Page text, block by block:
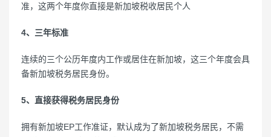
准，这两个年度你直接是新加坡税收居民个人
4、三年标准
连续的三个公历年度内工作或居住在新加坡，这三个年度会具
备新加坡税务居民身份。
5、直接获得税务居民身份
拥有新加坡EP工作准证，默认成为了新加坡税务居民，不需